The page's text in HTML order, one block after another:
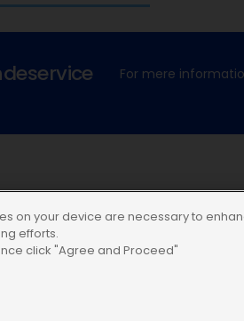
For mere
on your device are necessary to
efforts.
click "Agree and Proceed"